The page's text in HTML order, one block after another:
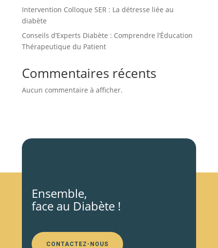
Intervention Colloque SER : La détresse liée au
diabète
Conseils d’Experts Diabète : Comprendre l’Éducation
Thérapeutique du Patient
Commentaires récents
Aucun commentaire à afficher.
Ensemble,
face au Diabète !
CONTACTEZ-NOUS